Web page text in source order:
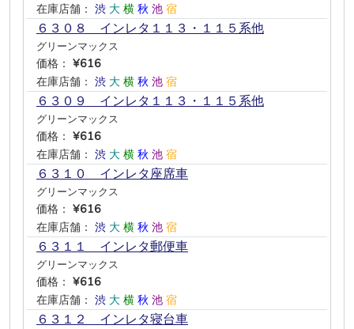
在庫店舗： 渋 大 横 秋 池 宿
６３０８ インレタ１１３・１１５系他
グリーンマックス
価格： ¥616
在庫店舗： 渋 大 横 秋 池 宿
６３０９ インレタ１１３・１１５系他
グリーンマックス
価格： ¥616
在庫店舗： 渋 大 横 秋 池 宿
６３１０ インレタ座席車
グリーンマックス
価格： ¥616
在庫店舗： 渋 大 横 秋 池 宿
６３１１ インレタ郵便車
グリーンマックス
価格： ¥616
在庫店舗： 渋 大 横 秋 池 宿
６３１２ インレタ寝台車